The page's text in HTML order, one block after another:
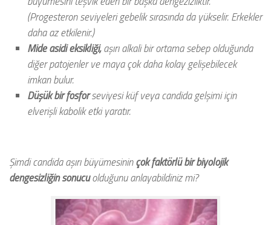
(Progesteron seviyeleri gebelik sırasında da yükselir. Erkekler
daha az etkilenir.)
Mide asidi eksikliği,aşırı alkali bir ortama sebep olduğunda
diğer patojenler ve maya çok daha kolay gelişebilecek
imkan bulur.
Düşük bir fosforseviyesi küf veya candida gelşimi için
elverişli kabolik etki yaratır.
Şimdi candida aşırı büyümesininçok faktörlü bir biyolojik
dengesizliğin sonucuolduğunu anlayabildiniz mi?